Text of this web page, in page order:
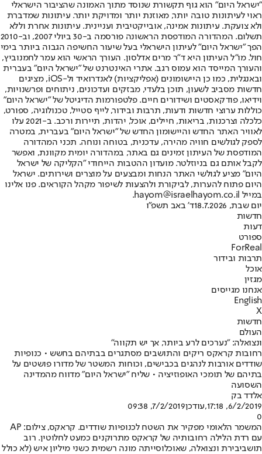
"ישראל היום" הוא גוף תקשורת שנוסד מתוך האמונה שהציבור הישראלי
ראוי לעיתונות טובה יותר, מאוזנת יותר ומדויקת יותר. עיתונות שמדברת
ולא צועקת. עיתונות אמינה, אובייקטיבית ועניינית. עיתונות אחרת וללא
תשלום. המהדורה המודפסת הראשונה פורסמה ב-30 ביולי 2007, וב-2010
הפך "ישראל היום" לעיתון הישראלי בעל שיעור החשיפה הגבוה ביותר בימי
חול. מו"ל העיתון היא ד"ר מרים אדלסון. העורך הראשי הוא עמר לחמנוביץ,
והעורך המייסד הוא עמוס רגב. אתרי האינטרנט של "ישראל היום" בעברית
ובאנגלית, כמו כן היישומונים (אפליקציות) לאנדרואיד ול-iOS, מציגים
חדשות מסביב לשעון, תוכן בלעדי, מבזקים ועדכונים, ניתוחים ופרשנויות,
וידיאו, פודקאסטים ושידורים חיים. פלטפורמות הדיגיטל של "ישראל היום"
כוללות ערוצי חדשות ודעות, תרבות ובידור, לייף סטייל, טכנולוגיה, ספורט,
כלכלה וצרכנות, בריאות, חיילים, אוכל, יהדות, תיירות ורכב. ב-2021 עלו
לאוויר האתר החדש והיישומון החדש של "ישראל היום" בעברית, במטרה
לספק לגולשים חוויה מהירה, עדכנית, בטוחה ונוחה. תכני המהדורה
המודפסת של העיתון זמינים גם באתר, במהדורה יומית מקוונת, ואפשר
לקבל אותם גם בניוזלטר. מועדון ההטבות הייחודי "הקליקה של ישראל
היום" מציע לגולשי האתר הנחות ומבצעים על מוצרים ושירותים. ישראל
היום פתוח להערות, לביקורת ולהצעות לשיפור מקהל הקוראים. פנו אלינו
במייל hayom@israelhayom.co.il.
יום שבת, 18.7.2026
ד' באב תשפ"ו
חדשות
דעות
ספורט
ForReal
תרבות ובידור
אוכל
מגזין
אנחנו מגייסים
English
X
חדשות
העולם
ונצואלה: "נערכים לרע ביותר, אך יש תקווה"
רחובות קראקס ריקים והתושבים מסתגרים בבתיהם בחשש • כנופיות
שודדים אורבות לנהגים בכבישים, וכוחות המשטר של מדורו פושטים על
בתיהם של תומכי האופוזיציה • שליח "ישראל היום" מדווח מהמדינה
השסועה
אלדד בק
6/2/2019, 17:18
,עודכן7/2/2019, 09:38
0
המשמר הלאומי מפקיר את השטח לכנופיות שודדים. קראקס, צילום: AP
עם רדת הלילה רחובותיה של קראקס מתרוקנים כמעט לחלוטין. רוב
תושביבירת ונצואלה, שאוכלוסייתה מונה רשמית כשני מיליון איש (לא כולל